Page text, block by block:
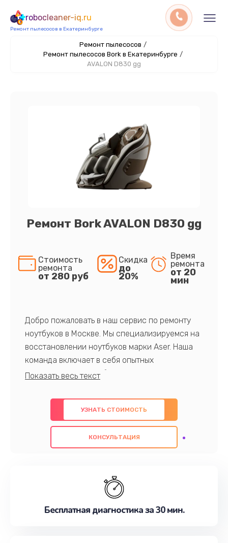
robocleaner-iq.ru
Ремонт пылесосов в Екатеринбурге
Ремонт пылесосов /
Ремонт пылесосов Bork в Екатеринбурге /
AVALON D830 gg
Ремонт Bork AVALON D830 gg
Стоимость
ремонта
от 280 руб
Скидка
до
20%
Время
ремонта
от 20
мин
Добро пожаловать в наш сервис по ремонту
ноутбуков в Москве. Мы специализируемся на
восстановлении ноутбуков марки Aser. Наша
команда включает в себя опытных
профессионалов с обширными знаниями и
предлагаем быстрый и качественный ремонт с
использованием оригинальных компонентов, а
также гарантируем качество всех
проведенных работ. Наша цель - предоставить
наилучшим образом. Не медлите записаться на
УЗНАТЬ СТОИМОСТЬ
КОНСУЛЬТАЦИЯ
Бесплатная диагностика за 30 мин.